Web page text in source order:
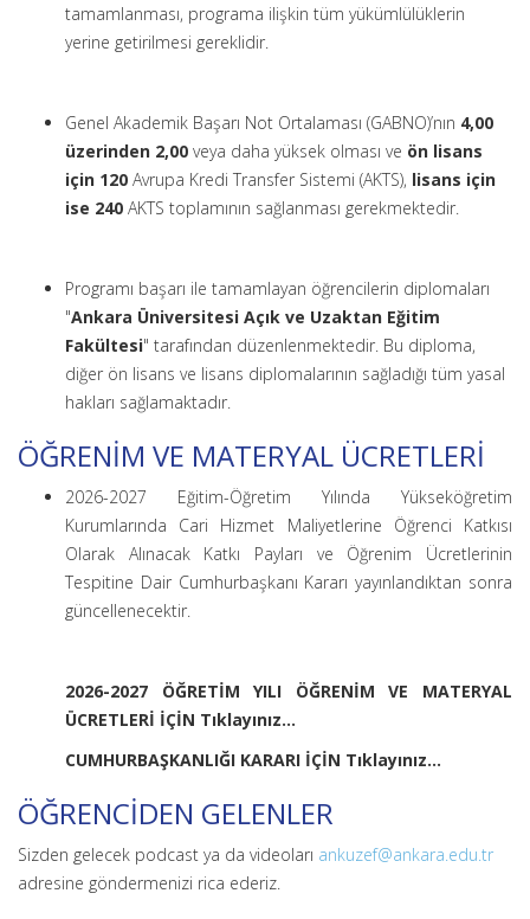
tamamlanması, programa ilişkin tüm yükümlülüklerin
yerine getirilmesi gereklidir.
Genel Akademik Başarı Not Ortalaması (GABNO)’nın 4,00
üzerinden 2,00 veya daha yüksek olması ve ön lisans
için 120 Avrupa Kredi Transfer Sistemi (AKTS), lisans için
ise 240 AKTS toplamının sağlanması gerekmektedir.
Programı başarı ile tamamlayan öğrencilerin diplomaları
"Ankara Üniversitesi Açık ve Uzaktan Eğitim
Fakültesi" tarafından düzenlenmektedir. Bu diploma,
diğer ön lisans ve lisans diplomalarının sağladığı tüm yasal
hakları sağlamaktadır.
ÖĞRENİM VE MATERYAL ÜCRETLERİ
2026-2027 Eğitim-Öğretim Yılında Yükseköğretim
Kurumlarında Cari Hizmet Maliyetlerine Öğrenci Katkısı
Olarak Alınacak Katkı Payları ve Öğrenim Ücretlerinin
Tespitine Dair Cumhurbaşkanı Kararı yayınlandıktan sonra
güncellenecektir.
2026-2027 ÖĞRETİM YILI ÖĞRENİM VE MATERYAL
ÜCRETLERİ İÇİN Tıklayınız...
CUMHURBAŞKANLIĞI KARARI İÇİN Tıklayınız...
ÖĞRENCİDEN GELENLER
Sizden gelecek podcast ya da videoları ankuzef@ankara.edu.tr
adresine göndermenizi rica ederiz.